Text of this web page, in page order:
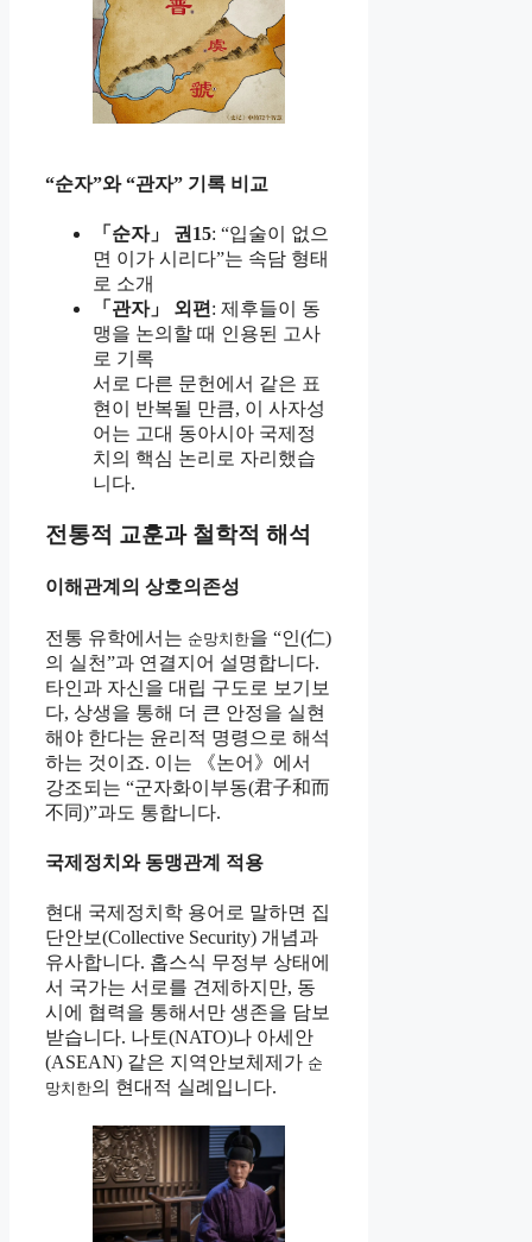
“순자”와 “관자” 기록 비교
「순자」 권15: “입술이 없으
면 이가 시리다”는 속담 형태
로 소개
「관자」 외편 : 제후들이 동
맹을 논의할 때 인용된 고사
로 기록
서로 다른 문헌에서 같은 표
현이 반복될 만큼, 이 사자성
어는 고대 동아시아 국제정
치의 핵심 논리로 자리했습
니다.
전통적 교훈과 철학적 해석
이해관계의 상호의존성
전통 유학에서는 순망치한을 “인(仁)
의 실천”과 연결지어 설명합니다.
타인과 자신을 대립 구도로 보기보
다, 상생을 통해 더 큰 안정을 실현
해야 한다는 윤리적 명령으로 해석
하는 것이죠. 이는 《논어》에서
강조되는 “군자화이부동(君子和而
不同)”과도 통합니다.
국제정치와 동맹관계 적용
현대 국제정치학 용어로 말하면 집
단안보(Collective Security) 개념과
유사합니다. 홉스식 무정부 상태에
서 국가는 서로를 견제하지만, 동
시에 협력을 통해서만 생존을 담보
받습니다. 나토(NATO)나 아세안
(ASEAN) 같은 지역안보체제가 순
망치한의 현대적 실례입니다.